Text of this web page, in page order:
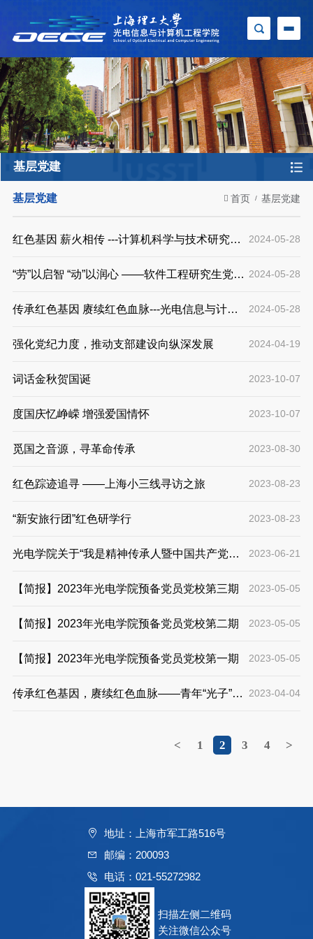
基层党建
基层党建 首页 基层党建
红色基因 薪火相传 ---计算机科学与技术研究生
2024-05-28
“劳”以启智 “动”以润心 ——软件工程研究生党支 2024-05-28
传承红色基因 赓续红色血脉---光电信息与计算
军路主题党日活动
2024-05-28
强化党纪力度，推动支部建设向纵深发展 2024-04-19
词话金秋贺国诞 2023-10-07
度国庆忆峥嵘 增强爱国情怀 2023-10-07
觅国之音源，寻革命传承 2023-08-30
红色踪迹追寻 ——上海小三线寻访之旅 2023-08-23
“新安旅行团”红色研学行 2023-08-23
光电学院关于“我是精神传承人暨中国共产党人
2023-06-21
【简报】2023年光电学院预备党员党校第三期 2023-05-05
【简报】2023年光电学院预备党员党校第二期 2023-05-05
【简报】2023年光电学院预备党员党校第一期 2023-05-05
传承红色基因，赓续红色血脉——青年“光子”龙
2023-04-04
< 1 2 3 4 >
地址：上海市军工路516号
邮编：200093
电话：021-55272982
扫描左侧二维码
关注微信公众号